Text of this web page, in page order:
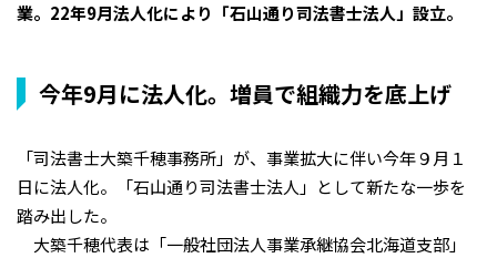
業。22年9月法人化により「石山通り司法書士法人」設立。
今年9月に法人化。増員で組織力を底上げ
「司法書士大築千穂事務所」が、事業拡大に伴い今年９月１
日に法人化。「石山通り司法書士法人」として新たな一歩を
踏み出した。
大築千穂代表は「一般社団法人事業承継協会北海道支部」